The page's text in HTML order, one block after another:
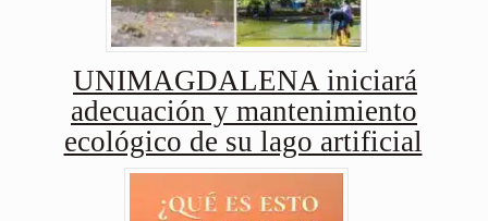
UNIMAGDALENA iniciará
adecuación y mantenimiento
ecológico de su lago artificial